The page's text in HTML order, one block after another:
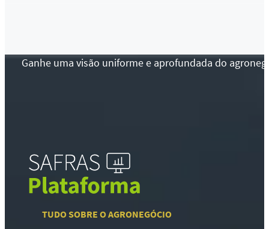
Ganhe uma visão uniforme e aprofundada do
TUDO SOBRE O AGRONEGÓCIO